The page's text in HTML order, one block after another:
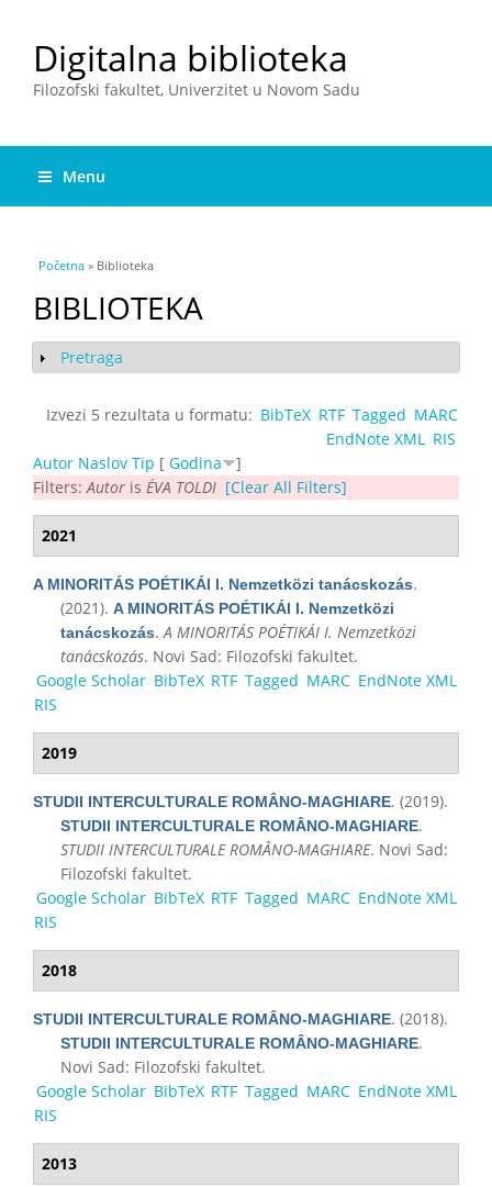
Digitalna biblioteka
Filozofski fakultet, Univerzitet u Novom Sadu
Menu
You are here
Početna » Biblioteka
BIBLIOTEKA
Show
Pretraga
Izvezi 5 rezultata u formatu: BibTeX RTF Tagged MARC
EndNote XML
RIS
Autor Naslov Tip [ Godina
]
Filters: Autor is ÉVA TOLDI [Clear All Filters]
2021
A MINORITÁS POÉTIKÁI I. Nemzetközi tanácskozás.
(2021). A MINORITÁS POÉTIKÁI I. Nemzetközi
tanácskozás. A MINORITÁS POÉTIKÁI I. Nemzetközi
tanácskozás. Novi Sad: Filozofski fakultet.
Google Scholar BibTeX RTF Tagged MARC EndNote XML
RIS
2019
STUDII INTERCULTURALE ROMÂNO-MAGHIARE. (2019).
STUDII INTERCULTURALE ROMÂNO-MAGHIARE.
STUDII INTERCULTURALE ROMÂNO-MAGHIARE. Novi Sad:
Filozofski fakultet.
Google Scholar BibTeX RTF Tagged MARC EndNote XML
RIS
2018
STUDII INTERCULTURALE ROMÂNO-MAGHIARE. (2018).
STUDII INTERCULTURALE ROMÂNO-MAGHIARE.
Novi Sad: Filozofski fakultet.
Google Scholar BibTeX RTF Tagged MARC EndNote XML
RIS
2013